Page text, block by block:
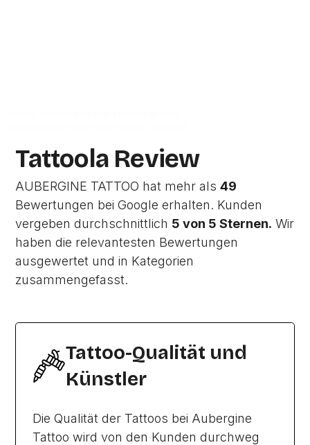
Tattoola Review
AUBERGINE TATTOO hat mehr als49
Bewertungen bei Google erhalten. Kunden
vergeben durchschnittlich 5 von 5 Sternen. Wir
haben die relevantesten Bewertungen
ausgewertet und in Kategorien
zusammengefasst.
Tattoo-Qualität und
Künstler
Die Qualität der Tattoos bei Aubergine
Tattoo wird von den Kunden durchweg